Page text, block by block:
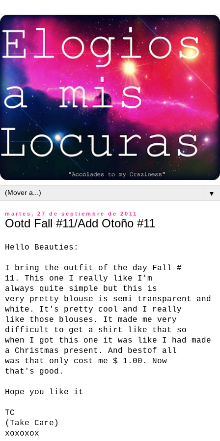
▼
martes, 27 de septiembre de 2011
Ootd Fall #11/Add Otoño #11
Hello Beauties :
I bring the outfit of the day Fall
#
11.
This one I really like
I'm
always
quite simple but this
is
very
pretty blouse is semi transparent
and
white.
It's pretty cool and
I really
like
those blouses . It made ​​me
very
difficult to get
a shirt like that
so
when
I got this one it was like I had made
a
Christmas present. And bestof all
was
that only cost me $ 1.00.
Now
that's
good.
Hope you like it
TC
( Take Care )
xoxoxox